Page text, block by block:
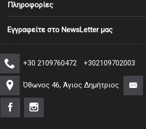
Πληροφορίες
Εγγραφείτε στο NewsLetter μας
+30 2109760472 +302109702003
Όθωνος 46, Άγιος Δημήτριος